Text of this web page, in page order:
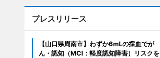
プレスリリース
【山口県周南市】わずか6mLの採血でが
ん・認知（MCI：軽度認知障害）リスクを